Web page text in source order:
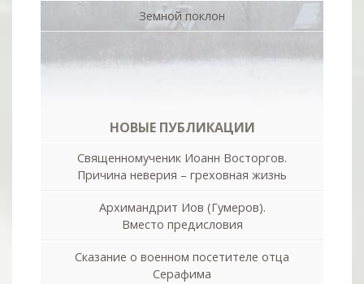
Земной поклон
НОВЫЕ ПУБЛИКАЦИИ
Священномученик Иоанн Восторгов.
Причина неверия – греховная жизнь
Архимандрит Иов (Гумеров).
Вместо предисловия
Сказание о военном посетителе отца
Серафима